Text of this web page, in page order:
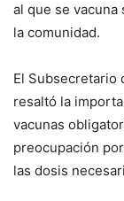
al que se
la comunidad.
El Subsecretario
resaltó la
vacunas
preocupación
las dosis